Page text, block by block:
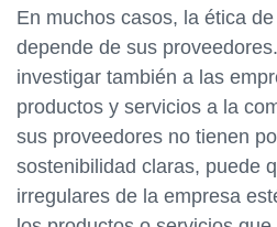
En muchos casos, la ética
depende de sus
investigar también a las
productos y servicios a la
sus proveedores no tienen
sostenibilidad claras, puede
irregulares de la empresa